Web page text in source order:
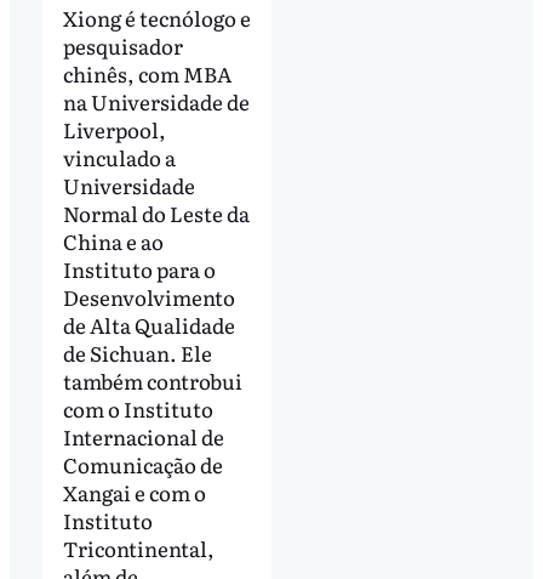
Xiong é tecnólogo e
pesquisador
chinês, com MBA
na Universidade de
Liverpool,
vinculado a
Universidade
Normal do Leste da
China e ao
Instituto para o
Desenvolvimento
de Alta Qualidade
de Sichuan. Ele
também controbui
com o Instituto
Internacional de
Comunicação de
Xangai e com o
Instituto
Tricontinental,